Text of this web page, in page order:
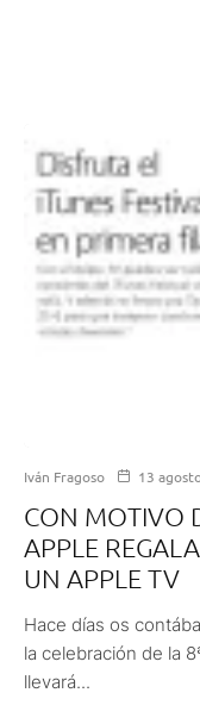
Iván Fragoso 13
CON MOTIVO
APPLE
UN APPLE TV
Hace días os
la celebración de la
llevará...